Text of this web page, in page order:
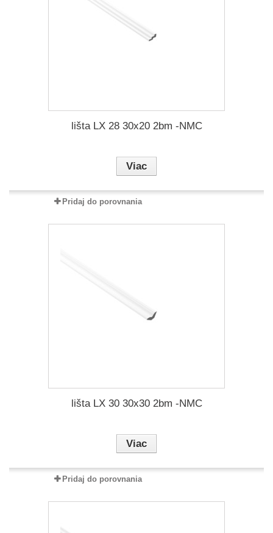
lišta LX 28 30x20 2bm -NMC
Viac
Pridaj do porovnania
lišta LX 30 30x30 2bm -NMC
Viac
Pridaj do porovnania